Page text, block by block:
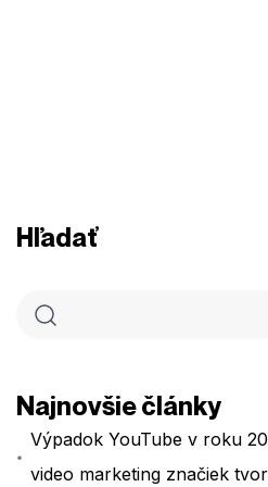
Hľadať
Najnovšie články
Výpadok YouTube v roku
video marketing značiek